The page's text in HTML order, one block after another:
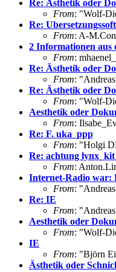
Re: Ästhetik oder
From: "Wolf-
Re:
From: A-
2 Informationen
From:
Re: Ästhetik oder
From:
Re: Ästhetik oder
From: "Wolf-
Aesthetik oder
From:
Re: F. uka_ppp
From: "Holgi
Re: achtung lynx_kit
From:
Internet-Radio war:
From:
Re: IE
From:
Aesthetik oder
From: "Wolf-
IE
From: "Björn
Ästhetik oder